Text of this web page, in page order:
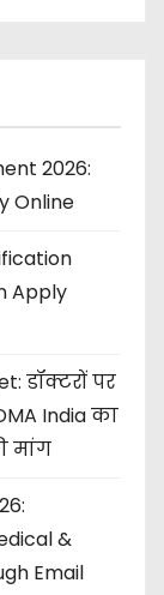
2026:
Online
Apply
डॉक्टरों पर
India का
मांग
&
Email